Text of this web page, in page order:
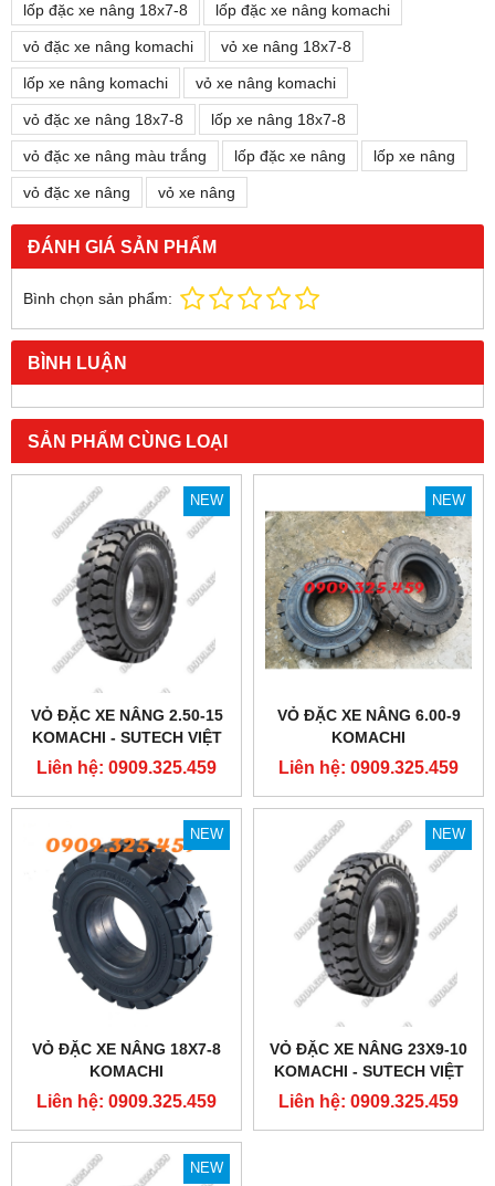
lốp đặc xe nâng 18x7-8 lốp đặc xe nâng komachi
vỏ đặc xe nâng komachi vỏ xe nâng 18x7-8
lốp xe nâng komachi vỏ xe nâng komachi
vỏ đặc xe nâng 18x7-8 lốp xe nâng 18x7-8
vỏ đặc xe nâng màu trắng lốp đặc xe nâng lốp xe nâng
vỏ đặc xe nâng vỏ xe nâng
ĐÁNH GIÁ SẢN PHẨM
Bình chọn sản phẩm:
BÌNH LUẬN
SẢN PHẨM CÙNG LOẠI
NEW
VỎ ĐẶC XE NÂNG 2.50-15
KOMACHI - SUTECH VIỆT
NAM
Liên hệ: 0909.325.459
NEW
VỎ ĐẶC XE NÂNG 6.00-9
KOMACHI
Liên hệ: 0909.325.459
NEW
VỎ ĐẶC XE NÂNG 18X7-8
KOMACHI
Liên hệ: 0909.325.459
NEW
VỎ ĐẶC XE NÂNG 23X9-10
KOMACHI - SUTECH VIỆT
NAM
Liên hệ: 0909.325.459
NEW